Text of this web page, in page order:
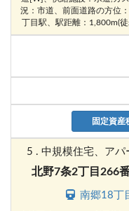
況：市道、前面道路の方位
丁目駅、駅距離：1,800m(
固定資産
5 . 中規模住宅、ア
北野7条2丁目266
南郷18丁